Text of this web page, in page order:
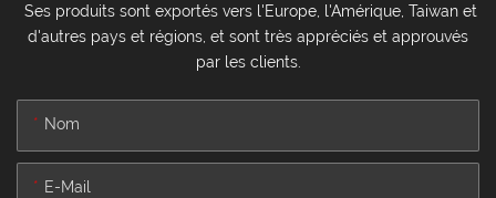
Ses produits sont exportés vers l'Europe, l'Amérique, Taiwan et
d'autres pays et régions, et sont très appréciés et approuvés
par les clients.
Nom
E-Mail